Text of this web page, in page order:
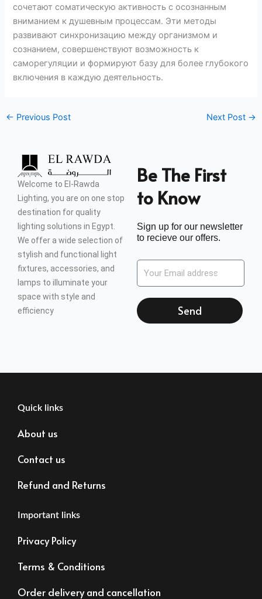
сочетают соматическую активность с осознанным
вниманием к душевным процессам. Эти методы
развивают синхронизацию между организмом и
сознанием, совершенствуют возможность к
саморегуляции и формируют базу для более глубокого
включения в каждую деятельность.
← Previous Post Next Post →
Welcome to El-Rawda
Lighting, you are on one stop
destination for quality
lighting solutions in Egypt.
We offer a wide selection of
stylish and functional light
fixtures, accessories, and
lamps to illuminate your
space with style and
efficiency
Be The First
to Know
Sign up for our newsletter
to recieve our offers.
Send
Quick links
About us
Contact us
Refund and Returns
Important links
Privacy Policy
Terms & Conditions
Order delivery and cancellation